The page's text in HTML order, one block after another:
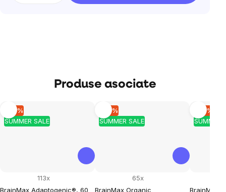
Produse asociate
SUMMER SALE
–10 %
BrainMax Adaptogenic®, 60
113x
SUMMER SALE
–10 %
BrainMax Organic
65x
SUMMER
–10 %
BrainMax